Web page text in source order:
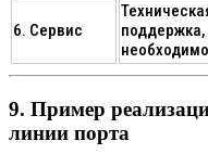
6. Сервис
поддержка,
9. Пример
линии порта